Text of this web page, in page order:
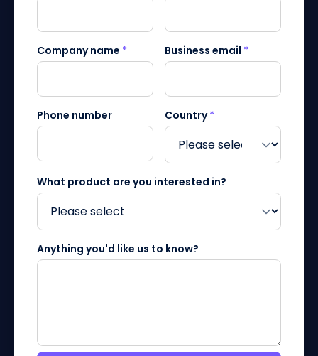
Company name * Business email *
Phone number Country*
What product are you interested in?
Anything you'd like us to know?